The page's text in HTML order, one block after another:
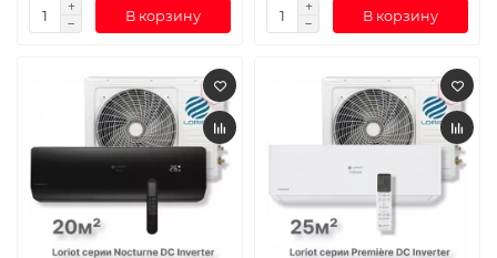
В корзину В корзину